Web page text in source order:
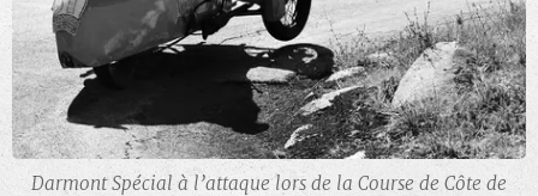
Darmont Spécial à l’attaque lors de la Course de Côte de